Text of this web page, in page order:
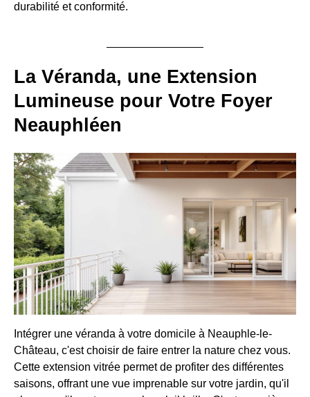
durabilité et conformité.
La Véranda, une Extension
Lumineuse pour Votre Foyer
Neauphléen
Intégrer une véranda à votre domicile à Neauphle-le-
Château, c'est choisir de faire entrer la nature chez vous.
Cette extension vitrée permet de profiter des différentes
saisons, offrant une vue imprenable sur votre jardin, qu'il